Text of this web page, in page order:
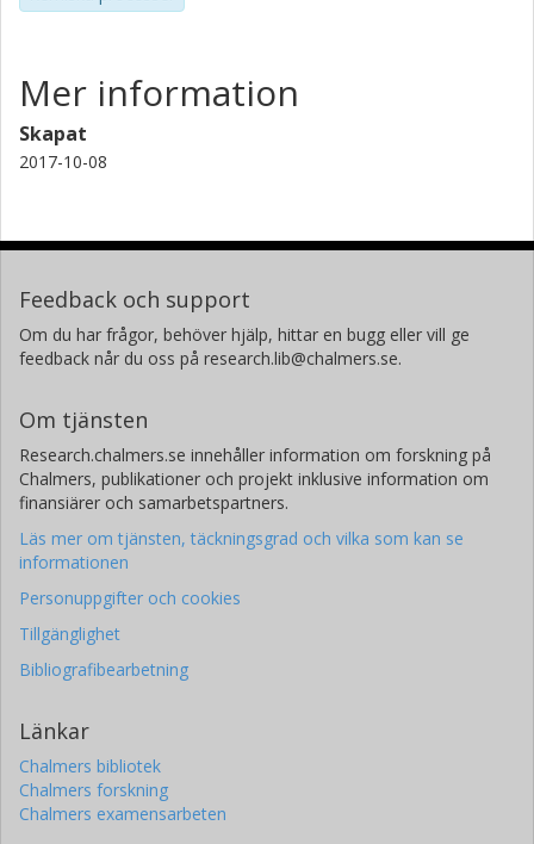
Mer information
Skapat
2017-10-08
Feedback och support
Om du har frågor, behöver hjälp, hittar en bugg eller vill ge
feedback når du oss på research.lib@chalmers.se.
Om tjänsten
Research.chalmers.se innehåller information om forskning på
Chalmers, publikationer och projekt inklusive information om
finansiärer och samarbetspartners.
Läs mer om tjänsten, täckningsgrad och vilka som kan se
informationen
Personuppgifter och cookies
Tillgänglighet
Bibliografibearbetning
Länkar
Chalmers bibliotek
Chalmers forskning
Chalmers examensarbeten